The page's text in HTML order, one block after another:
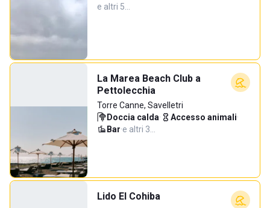
e altri 5…
La Marea Beach Club a
Pettolecchia
Torre Canne, Savelletri
Doccia calda· Accesso animali·
Bar·e altri 3…
Lido El Cohiba